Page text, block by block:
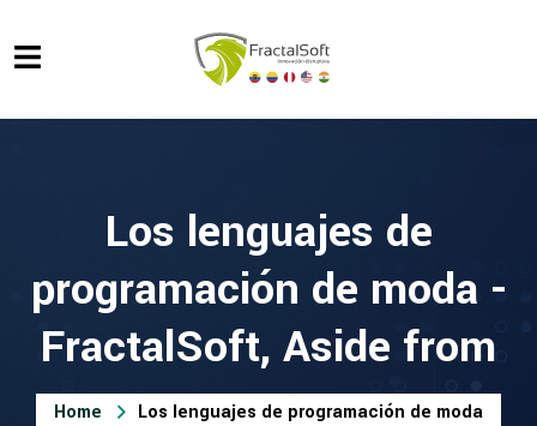
Los lenguajes de
programación de moda -
FractalSoft, Aside from
Home Los lenguajes de programación de moda